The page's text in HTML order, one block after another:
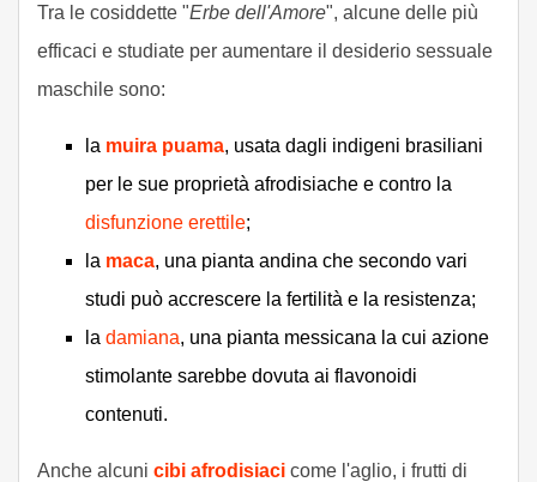
Tra le cosiddette "Erbe dell'Amore", alcune delle più
efficaci e studiate per aumentare il desiderio sessuale
maschile sono:
la muira puama, usata dagli indigeni brasiliani
per le sue proprietà afrodisiache e contro la
disfunzione erettile;
la maca, una pianta andina che secondo vari
studi può accrescere la fertilità e la resistenza;
la damiana, una pianta messicana la cui azione
stimolante sarebbe dovuta ai flavonoidi
contenuti.
Anche alcuni cibi afrodisiaci come l'aglio, i frutti di